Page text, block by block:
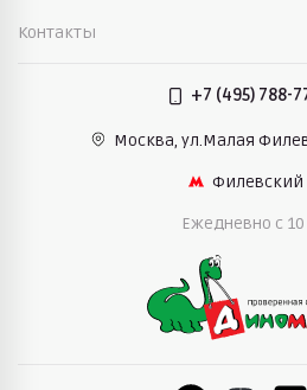
Контакты
+7 (495) 788-
Москва, ул.Малая
Филевский
Ежедневно c 10